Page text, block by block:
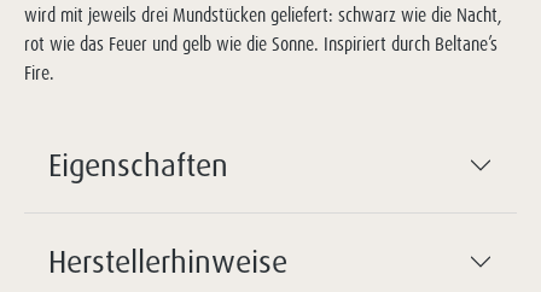
wird mit jeweils drei Mundstücken geliefert: schwarz wie die Nacht,
rot wie das Feuer und gelb wie die Sonne. Inspiriert durch Beltane’s
Fire.
Eigenschaften
Herstellerhinweise